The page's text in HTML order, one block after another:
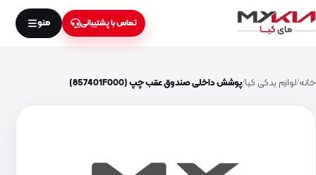
تماس با پشتیبانی منو
خانه لوازم یدکی کیا پوشش داخلی صندوق عقب چپ (857401F000)